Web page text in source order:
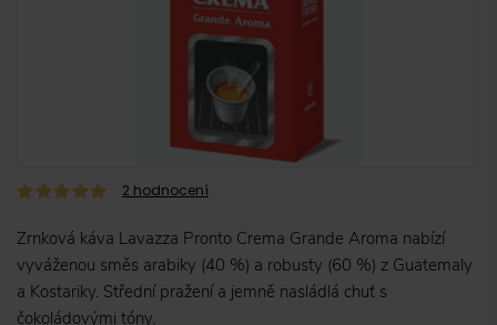
2 hodnocení
Zrnková káva Lavazza Pronto Crema Grande Aroma nabízí
vyváženou směs arabiky (40 %) a robusty (60 %) z Guatemaly
a Kostariky. Střední pražení a jemně nasládlá chuť s
čokoládovými tóny.